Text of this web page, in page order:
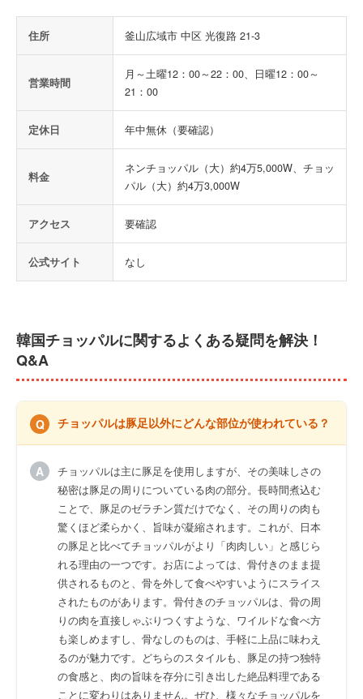
住所 釜山広域市 中区 光復路 21-3
営業時間
月～土曜12：00～22：00、日曜12：00～
21：00
定休日 年中無休（要確認）
料金
ネンチョッパル（大）約4万5,000W、チョッ
パル（大）約4万3,000W
アクセス 要確認
公式サイト なし
韓国チョッパルに関するよくある疑問を解決！
Q&A
チョッパルは豚足以外にどんな部位が使われている？
チョッパルは主に豚足を使用しますが、その美味しさの
秘密は豚足の周りについている肉の部分。長時間煮込む
ことで、豚足のゼラチン質だけでなく、その周りの肉も
驚くほど柔らかく、旨味が凝縮されます。これが、日本
の豚足と比べてチョッパルがより「肉肉しい」と感じら
れる理由の一つです。お店によっては、骨付きのまま提
供されるものと、骨を外して食べやすいようにスライス
されたものがあります。骨付きのチョッパルは、骨の周
りの肉を直接しゃぶりつくすような、ワイルドな食べ方
も楽しめますし、骨なしのものは、手軽に上品に味わえ
るのが魅力です。どちらのスタイルも、豚足の持つ独特
の食感と、肉の旨味を存分に引き出した絶品料理である
ことに変わりはありません。ぜひ、様々なチョッパルを